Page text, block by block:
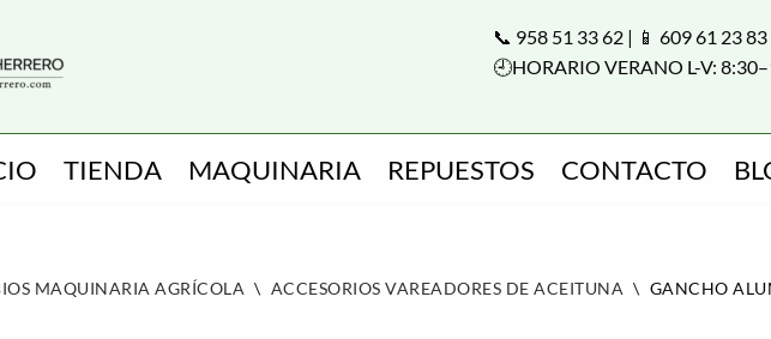
📞 958 51 33 62 | 📱 609 61 23 83
🕘HORARIO VERANO L-V:
TIENDA MAQUINARIA REPUESTOS CONTACTO
MAQUINARIA AGRÍCOLA \ ACCESORIOS VAREADORES DE ACEITUNA \ GANCHO